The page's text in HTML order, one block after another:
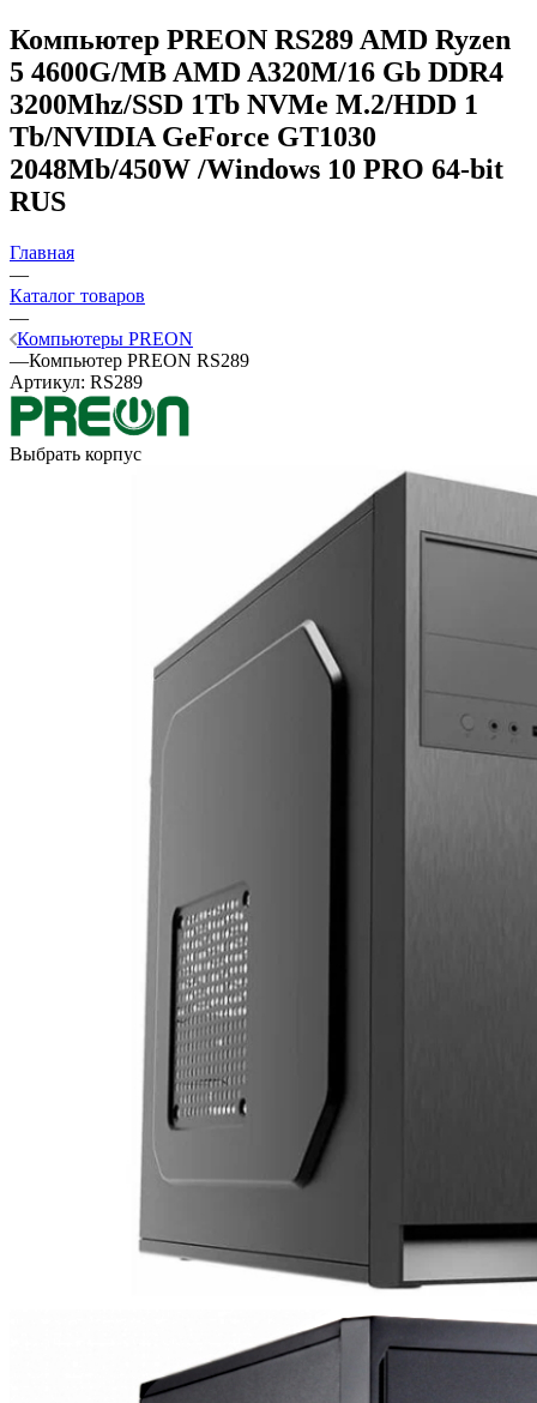
Компьютер PREON RS289 AMD Ryzen
5 4600G/MB AMD A320M/16 Gb DDR4
3200Mhz/SSD 1Tb NVMe M.2/HDD 1
Tb/NVIDIA GeForce GT1030
2048Mb/450W /Windows 10 PRO 64-bit
RUS
Главная
—
Каталог товаров
—
Компьютеры PREON
—Компьютер PREON RS289
Артикул: RS289
Выбрать корпус